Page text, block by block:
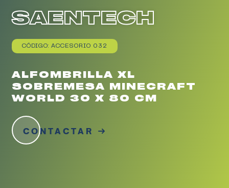
SAENTECH
CÓDIGO: ACCESORIO 032
ALFOMBRILLA XL
SOBREMESA MINECRAFT
WORLD 30 X 80 CM
CONTACTAR